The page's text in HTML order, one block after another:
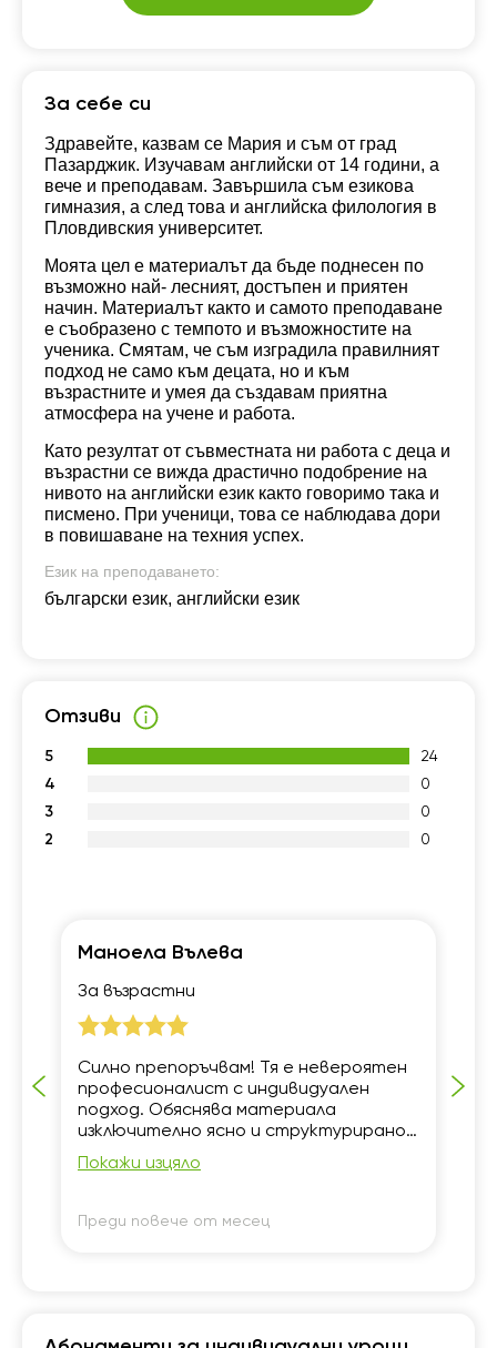
За себе си
Здравейте, казвам се Мария и съм от град
Пазарджик. Изучавам английски от 14 години, а
вече и преподавам. Завършила съм езикова
гимназия, а след това и английска филология в
Пловдивския университет.
Моята цел е материалът да бъде поднесен по
възможно най- лесният, достъпен и приятен
начин. Материалът както и самото преподаване
е съобразено с темпото и възможностите на
ученика. Смятам, че съм изградила правилният
подход не само към децата, но и към
възрастните и умея да създавам приятна
атмосфера на учене и работа.
Като резултат от съвместната ни работа с деца и
възрастни се вижда драстично подобрение на
нивото на английски език както говоримо така и
писмено. При ученици, това се наблюдава дори
в повишаване на техния успех.
Език на преподаването:
български език, английски език
Отзиви
5
24
4
0
3
0
2
0
Маноела Вълева
За възрастни
Силно препоръчвам! Тя е невероятен
професионалист с индивидуален
подход. Обяснява материала
изключително ясно и структурирано.
Винаги е мила, подкрепяща и успява
да вдъхне увереност.
Покажи изцяло
Преди повече от месец